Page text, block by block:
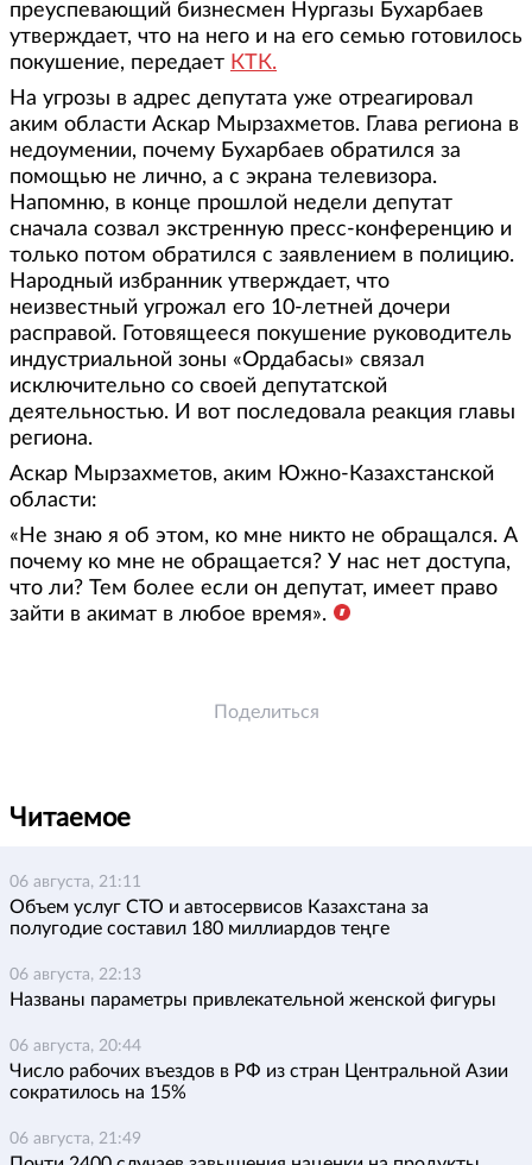
преуспевающий бизнесмен Нургазы Бухарбаев
утверждает, что на него и на его семью готовилось
покушение, передает КТК.
На угрозы в адрес депутата уже отреагировал
аким области Аскар Мырзахметов. Глава региона в
недоумении, почему Бухарбаев обратился за
помощью не лично, а с экрана телевизора.
Напомню, в конце прошлой недели депутат
сначала созвал экстренную пресс-конференцию и
только потом обратился с заявлением в полицию.
Народный избранник утверждает, что
неизвестный угрожал его 10-летней дочери
расправой. Готовящееся покушение руководитель
индустриальной зоны «Ордабасы» связал
исключительно со своей депутатской
деятельностью. И вот последовала реакция главы
региона.
Аскар Мырзахметов, аким Южно-Казахстанской
области:
«Не знаю я об этом, ко мне никто не обращался. А
почему ко мне не обращается? У нас нет доступа,
что ли? Тем более если он депутат, имеет право
зайти в акимат в любое время».
Поделиться
Читаемое
06 августа, 21:11
Объем услуг СТО и автосервисов Казахстана за
полугодие составил 180 миллиардов теңге
06 августа, 22:13
Названы параметры привлекательной женской фигуры
06 августа, 20:44
Число рабочих въездов в РФ из стран Центральной Азии
сократилось на 15%
06 августа, 21:49